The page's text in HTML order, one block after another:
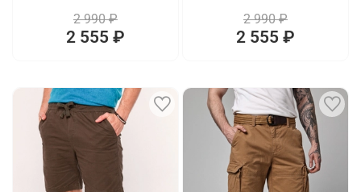
2 990 ₽
2 555 ₽
2 990 ₽
2 555 ₽